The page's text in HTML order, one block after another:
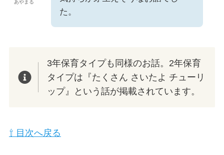
あやまる
た。
3年保育タイプも同様のお話。2年保育
タイプは『たくさん さいたよ チューリ
ップ』という話が掲載されています。
⇧ 目次へ戻る